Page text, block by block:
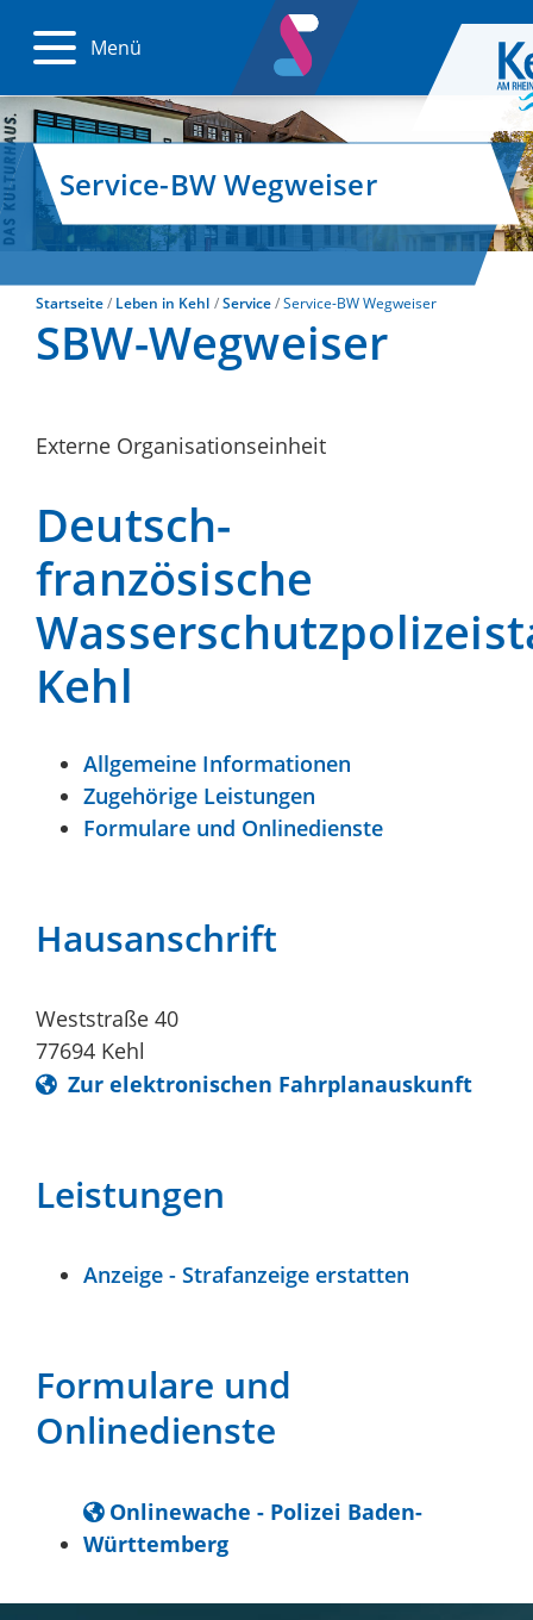
Menü
Service-BW Wegweiser
Startseite Leben in Kehl Service Service-BW Wegweiser
SBW-Wegweiser
Externe Organisationseinheit
Deutsch-
französische
Kehl
Allgemeine Informationen
Zugehörige Leistungen
Formulare und Onlinedienste
Hausanschrift
Weststraße 40
77694 Kehl
Zur elektronischen Fahrplanauskunft
Leistungen
Anzeige - Strafanzeige erstatten
Formulare und
Onlinedienste
Onlinewache - Polizei Baden-
Württemberg